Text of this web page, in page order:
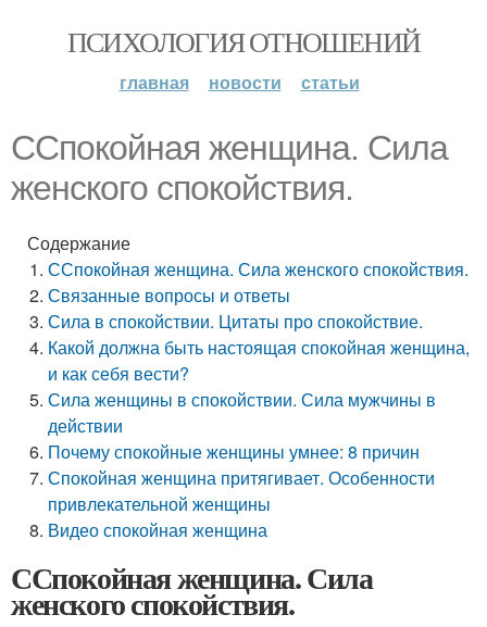
ПСИХОЛОГИЯ ОТНОШЕНИЙ
главная новости статьи
ССпокойная женщина. Сила
женского спокойствия.
Содержание
ССпокойная женщина. Сила женского спокойствия.
Связанные вопросы и ответы
Сила в спокойствии. Цитаты про спокойствие.
Какой должна быть настоящая спокойная женщина,
и как себя вести?
Сила женщины в спокойствии. Сила мужчины в
действии
Почему спокойные женщины умнее: 8 причин
Спокойная женщина притягивает. Особенности
привлекательной женщины
Видео спокойная женщина
ССпокойная женщина. Сила
женского спокойствия.